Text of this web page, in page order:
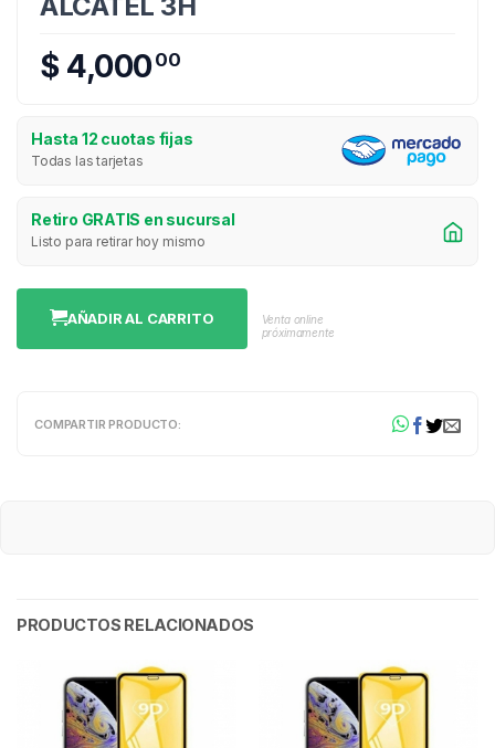
$ 4,00000
Hasta 12 cuotas fijas
Todas las tarjetas
Retiro GRATIS en sucursal
Listo para retirar hoy mismo
AÑADIR AL CARRITO
Venta online
próximamente
COMPARTIR PRODUCTO:
PRODUCTOS RELACIONADOS